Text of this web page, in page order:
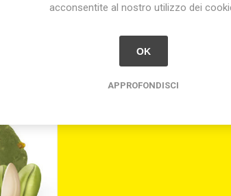
acconsentite al nostro utilizzo dei
OK
APPROFONDISCI